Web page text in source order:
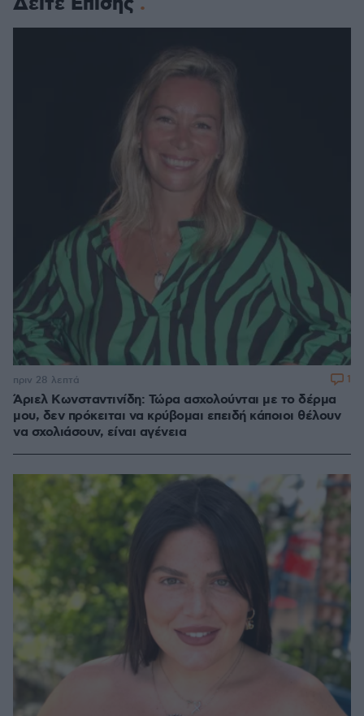
Άριελ Κωνσταντινίδη: Τώρα ασχολούνται με το δέρμα
μου, δεν πρόκειται να κρύβομαι επειδή κάποιοι θέλουν
να σχολιάσουν, είναι αγένεια
πριν 28 λεπτά 1